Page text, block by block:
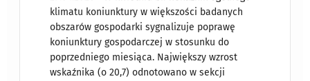
klimatu koniunktury w większości badanych
obszarów gospodarki sygnalizuje poprawę
koniunktury gospodarczej w stosunku do
poprzedniego miesiąca. Największy wzrost
wskaźnika (o 20,7) odnotowano w sekcji